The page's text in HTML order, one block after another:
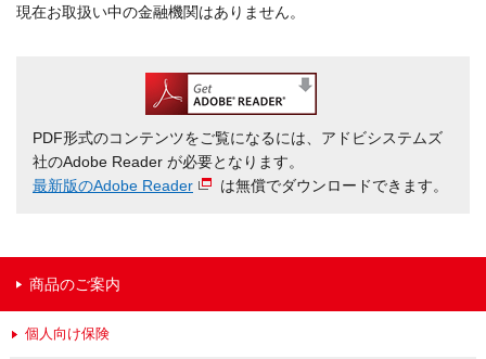
現在お取扱い中の金融機関はありません。
PDF形式のコンテンツをご覧になるには、アドビシステムズ
社のAdobe Reader が必要となります。
最新版のAdobe Reader
は無償でダウンロードできます。
商品のご案内
個人向け保険